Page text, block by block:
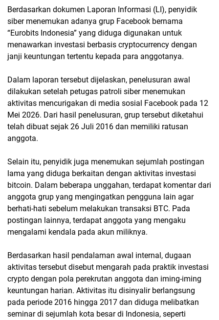
Berdasarkan dokumen Laporan Informasi (LI), penyidik
siber menemukan adanya grup Facebook bernama
“Eurobits Indonesia” yang diduga digunakan untuk
menawarkan investasi berbasis cryptocurrency dengan
janji keuntungan tertentu kepada para anggotanya.
Dalam laporan tersebut dijelaskan, penelusuran awal
dilakukan setelah petugas patroli siber menemukan
aktivitas mencurigakan di media sosial Facebook pada 12
Mei 2026. Dari hasil penelusuran, grup tersebut diketahui
telah dibuat sejak 26 Juli 2016 dan memiliki ratusan
anggota.
Selain itu, penyidik juga menemukan sejumlah postingan
lama yang diduga berkaitan dengan aktivitas investasi
bitcoin. Dalam beberapa unggahan, terdapat komentar dari
anggota grup yang mengingatkan pengguna lain agar
berhati-hati sebelum melakukan transaksi BTC. Pada
postingan lainnya, terdapat anggota yang mengaku
mengalami kendala pada akun miliknya.
Berdasarkan hasil pendalaman awal internal, dugaan
aktivitas tersebut disebut mengarah pada praktik investasi
crypto dengan pola perekrutan anggota dan iming-iming
keuntungan harian. Aktivitas itu disinyalir berlangsung
pada periode 2016 hingga 2017 dan diduga melibatkan
seminar di sejumlah kota besar di Indonesia, seperti